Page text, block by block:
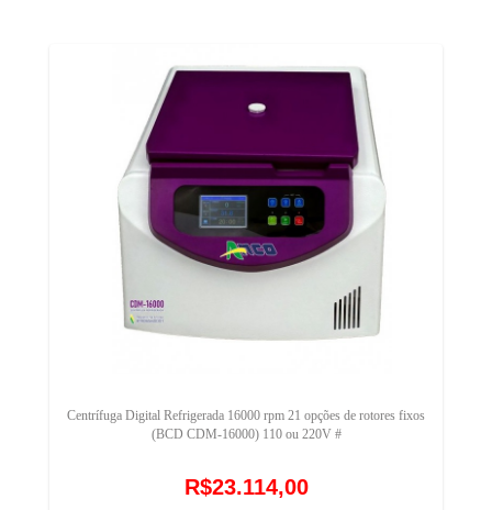
Centrífuga Digital Refrigerada 16000 rpm 21 opções de rotores fixos
(BCD CDM-16000) 110 ou 220V #
R$23.114,00